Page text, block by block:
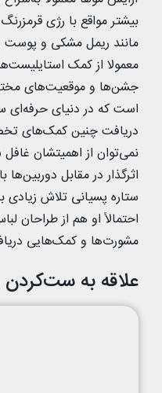
بیشتر مواقع با رژی
مانند ریمل مشکی و
معمولا از کمک
جشن‌ها و موقعیت‌های
است که در دنیای حرفه‌ای
دریافت چنین کمک‌های
نمی‌توان از اهمیتشان
اثرگذار در مقابل
ستاره پسیانی تلاش
احتمالاً او هم از طراحان
مشورت‌ها و کمک‌هایی
علاقه به